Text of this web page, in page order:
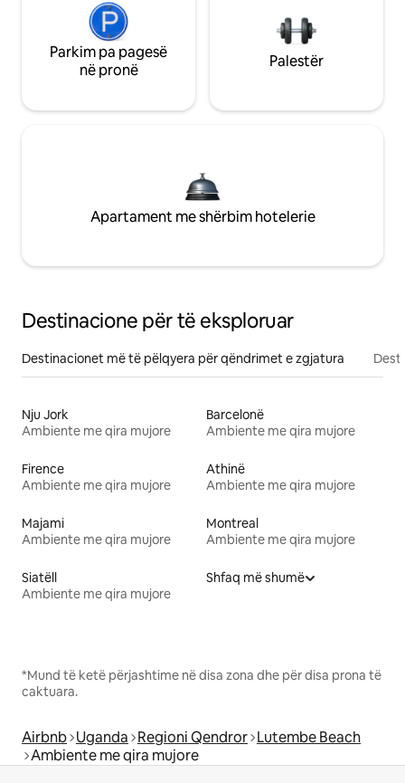
Parkim pa pagesë
në pronë
Palestër
Apartament me shërbim hotelerie
Destinacione për të eksploruar
Destinacionet më të pëlqyera për qëndrimet e zgjatura
Nju Jork
Ambiente me qira mujore
Barcelonë
Ambiente me qira mujore
Firence
Ambiente me qira mujore
Athinë
Ambiente me qira mujore
Majami
Ambiente me qira mujore
Montreal
Ambiente me qira mujore
Siatëll
Ambiente me qira mujore
Shfaq më shumë
*Mund të ketë përjashtime në disa zona dhe për disa prona të
caktuara.
Airbnb Uganda Regioni Qendror Lutembe Beach
Ambiente me qira mujore